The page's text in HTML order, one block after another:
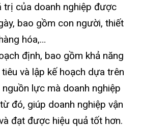
trị của doanh nghiệp được
bao gồm con người, thiết
hóa,…
định, bao gồm khả năng
và lập kế hoạch dựa trên
lực mà doanh nghiệp
đó, giúp doanh nghiệp vận
đạt được hiệu quả tốt hơn.